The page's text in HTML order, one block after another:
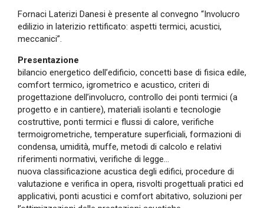
Fornaci Laterizi Danesi è presente al convegno “Involucro
edilizio in laterizio rettificato: aspetti termici, acustici,
meccanici”.
Presentazione
bilancio energetico dell’edificio, concetti base di fisica edile,
comfort termico, igrometrico e acustico, criteri di
progettazione dell’involucro, controllo dei ponti termici (a
progetto e in cantiere), materiali isolanti e tecnologie
costruttive, ponti termici e flussi di calore, verifiche
termoigrometriche, temperature superficiali, formazioni di
condensa, umidità, muffe, metodi di calcolo e relativi
riferimenti normativi, verifiche di legge…
nuova classificazione acustica degli edifici, procedure di
valutazione e verifica in opera, risvolti progettuali pratici ed
applicativi, ponti acustici e comfort abitativo, soluzioni per